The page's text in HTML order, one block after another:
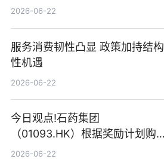
2026-06-22
服务消费韧性凸显 政策加持结构
性机遇
2026-06-22
今日观点!石药集团
（01093.HK）根据奖励计划购
回580万股
2026-06-22